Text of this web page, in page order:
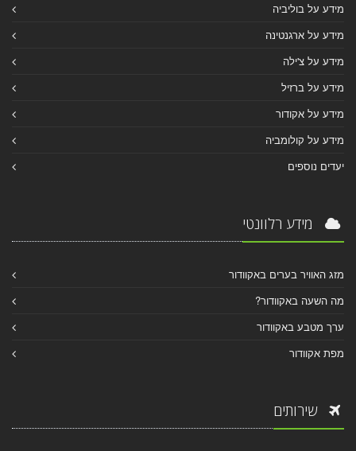
מידע על בוליביה
מידע על ארגנטינה
מידע על צ'ילה
מידע על ברזיל
מידע על אקודור
מידע על קולומביה
יעדים נוספים
מידע רלוונטי
מזג האוויר בערים באקוודור
מה השעה באקוודור?
ערך מטבע באקוודור
מפת אקוודור
שירותים